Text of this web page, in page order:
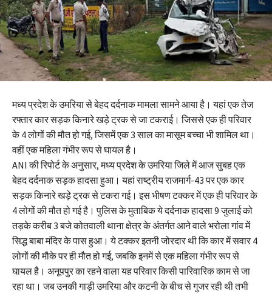
मध्य प्रदेश के उमरिया से बेहद दर्दनाक मामला सामने आया है। यहां एक तेज
रफ्तार कार सड़क किनारे खड़े ट्रक से जा टकराई। जिससे एक ही परिवार
के 4 लोगों की मौत हो गई, जिसमें एक 3 साल का मासूम बच्चा भी शामिल था।
वहीं एक महिला गंभीर रूप से घायल है।
ANI की रिपोर्ट के अनुसार, मध्य प्रदेश के उमरिया जिले में आज सुबह एक
बेहद दर्दनाक सड़क हादसा हुआ। यहां राष्ट्रीय राजमार्ग-43 पर एक कार
सड़क किनारे खड़े ट्रक से टकरा गई। इस भीषण टक्कर में एक ही परिवार के
4 लोगों की मौत हो गई है। पुलिस के मुताबिक ये दर्दनाक हादसा 9 जुलाई को
तड़के करीब 3 बजे कोतवाली थाना क्षेत्र के अंतर्गत आने वाले भरोला गांव में
सिद्ध बाबा मंदिर के पास हुआ। ये टक्कर इतनी जोरदार थी कि कार में सवार 4
लोगों की मौके पर ही मौत हो गई, जबकि इनमें से एक महिला गंभीर रूप से
घायल है। अनूपपुर का रहने वाला यह परिवार किसी पारिवारिक काम से जा
रहा था। जब उनकी गाड़ी उमरिया और कटनी के बीच से गुजर रही थी तभी